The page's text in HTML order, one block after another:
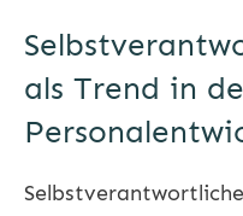
als Trend in